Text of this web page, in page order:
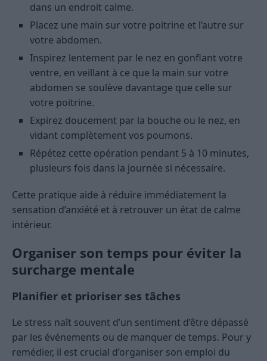
dans un endroit calme.
Placez une main sur votre poitrine et l’autre sur
votre abdomen.
Inspirez lentement par le nez en gonflant votre
ventre, en veillant à ce que la main sur votre
abdomen se soulève davantage que celle sur
votre poitrine.
Expirez doucement par la bouche ou le nez, en
vidant complètement vos poumons.
Répétez cette opération pendant 5 à 10 minutes,
plusieurs fois dans la journée si nécessaire.
Cette pratique aide à réduire immédiatement la
sensation d’anxiété et à retrouver un état de calme
intérieur.
Organiser son temps pour éviter la
surcharge mentale
Planifier et prioriser ses tâches
Le stress naît souvent d’un sentiment d’être dépassé
par les événements ou de manquer de temps. Pour y
remédier, il est crucial d’organiser son emploi du